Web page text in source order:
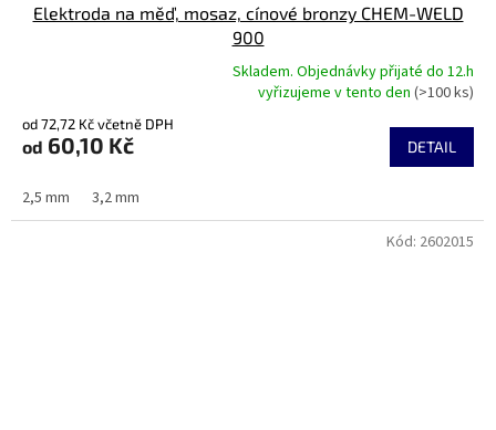
Elektroda na měď, mosaz, cínové bronzy CHEM-WELD
900
produktu
je
z
Skladem. Objednávky přijaté do 12.h
vyřizujeme v tento den(>100 ks)
od 72,72 Kč včetně DPH
od 60,10 Kč DETAIL
2,5 mm 3,2 mm
Kód: 2602015